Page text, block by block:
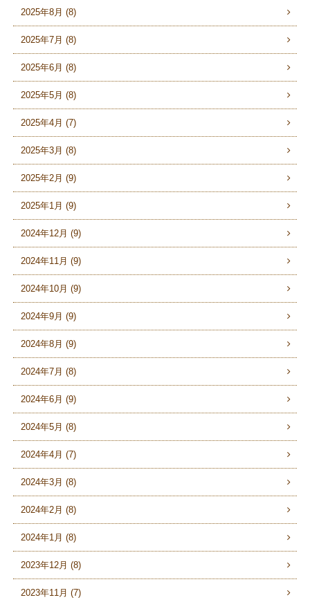
2025年8月 (8)
2025年7月 (8)
2025年6月 (8)
2025年5月 (8)
2025年4月 (7)
2025年3月 (8)
2025年2月 (9)
2025年1月 (9)
2024年12月 (9)
2024年11月 (9)
2024年10月 (9)
2024年9月 (9)
2024年8月 (9)
2024年7月 (8)
2024年6月 (9)
2024年5月 (8)
2024年4月 (7)
2024年3月 (8)
2024年2月 (8)
2024年1月 (8)
2023年12月 (8)
2023年11月 (7)